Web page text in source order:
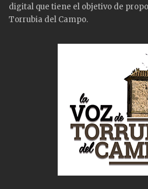
digital que tiene el objetivo de
Torrubia del Campo.